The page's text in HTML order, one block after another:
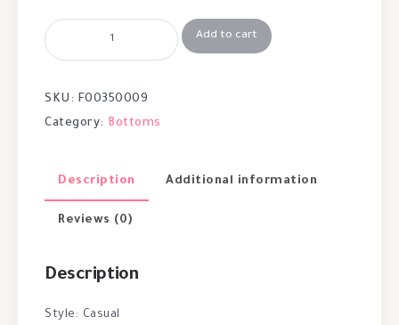
Add to cart
SKU: F00350009
Category: Bottoms
Description Additional information
Reviews (0)
Description
Style: Casual